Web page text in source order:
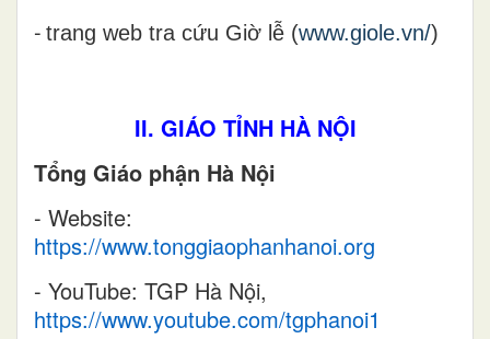
- trang web tra cứu Giờ lễ (www.giole.vn/)
II. GIÁO TỈNH HÀ NỘI
Tổng Giáo phận Hà Nội
- Website:
https://www.tonggiaophanhanoi.org
- YouTube: TGP Hà Nội,
https://www.youtube.com/tgphanoi1